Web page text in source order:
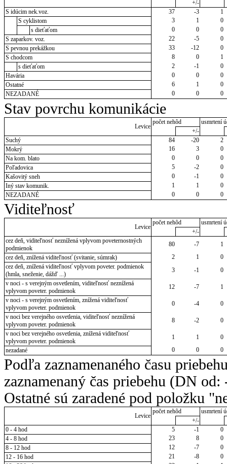
+/-
S idúcim nek.voz.
37 -3
1
S cyklistom
3 1
0
s dieťaťom
0 0
0
S zaparkov. voz.
22 -5
0
S pevnou prekážkou
33 -12
0
S chodcom
8 0
1
s dieťaťom
2 -1
0
Havária
0 0
0
Ostatné
6 1
0
NEZADANÉ
0 0 0
Stav povrchu komunikácie
Levice
počet nehôd
usmrtení
+/-
Suchý
84 -20
2
Mokrý
16 3
0
Na kom. blato
0 0
0
Poľadovica
5 -2
0
Kašovitý sneh
0 -1
0
Iný stav komunik.
1 1
0
NEZADANÉ
0 0 0
Viditeľnosť
Levice
počet nehôd
usmrtení
+/-
cez deň, viditeľnosť neznížená vplyvom poveternostných
podmienok
80 -7
1
cez deň, znížená viditeľnosť (svitanie, súmrak)
2 1
0
cez deň, znížená viditeľnosť vplyvom poveter. podmienok
(hmla, sneženie, dážď ...)
3 -1
0
v noci - s verejným osvetlením, viditeľnosť neznížená
vplyvom poveter. podmienok
12 -7
1
v noci - s verejným osvetlením, znížená viditeľnosť
vplyvom poveter. podmienok
0 -4
0
v noci bez verejného osvetlenia, viditeľnosť neznížená
vplyvom poveter. podmienok
8 -2
0
v noci bez verejného osvetlenia, znížená viditeľnosť
vplyvom poveter. podmienok
1 1
0
nezadané
0 0 0
Podľa zaznamenaného času
zaznamenaný čas priebehu (DN
Ostatné sú zaradené pod položku
Levice
počet nehôd
usmrtení
+/-
0 - 4 hod
5 -1
0
4 - 8 hod
23 8
0
8 - 12 hod
12 -7
0
12 - 16 hod
21 -8
0